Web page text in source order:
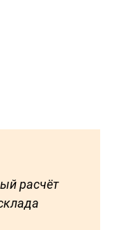
расчёт